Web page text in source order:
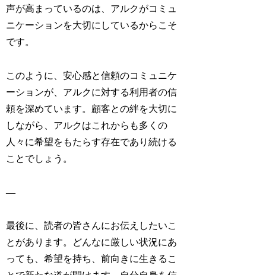
声が高まっているのは、アルクがコミュ
ニケーションを大切にしているからこそ
です。
このように、安心感と信頼のコミュニケ
ーションが、アルクに対する利用者の信
頼を深めています。顧客との絆を大切に
しながら、アルクはこれからも多くの
人々に希望をもたらす存在であり続ける
ことでしょう。
—
最後に、読者の皆さんにお伝えしたいこ
とがあります。どんなに厳しい状況にあ
っても、希望を持ち、前向きに生きるこ